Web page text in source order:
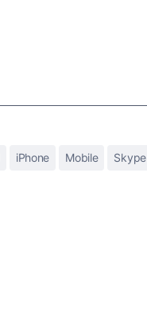
iPhone Mobile Skype